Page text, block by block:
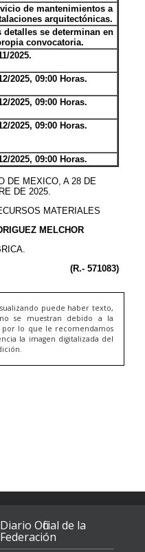
puede haber texto,
se muestran debido a la
por lo que le recomendamos
la imagen digitalizada del
Diario Oficial de la
Federación